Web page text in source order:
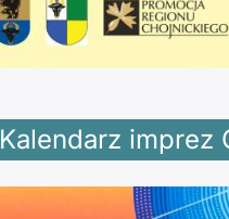
Kalendarz imprez